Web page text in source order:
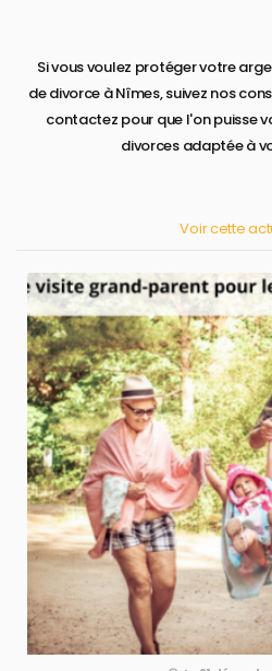
Si vous voulez protéger votre argent lors de votre procédure
de divorce à Nîmes, suivez nos
contactez pour que l'on puisse
divorces adaptée à
Voir cette